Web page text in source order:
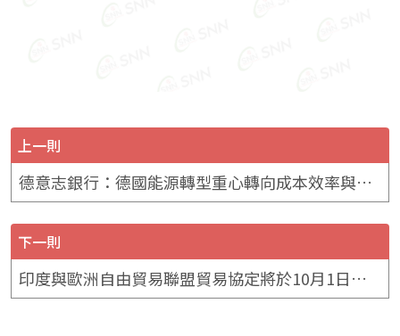
上一則
德意志銀行：德國能源轉型重心轉向成本效率與市場機制
下一則
印度與歐洲自由貿易聯盟貿易協定將於10月1日生效